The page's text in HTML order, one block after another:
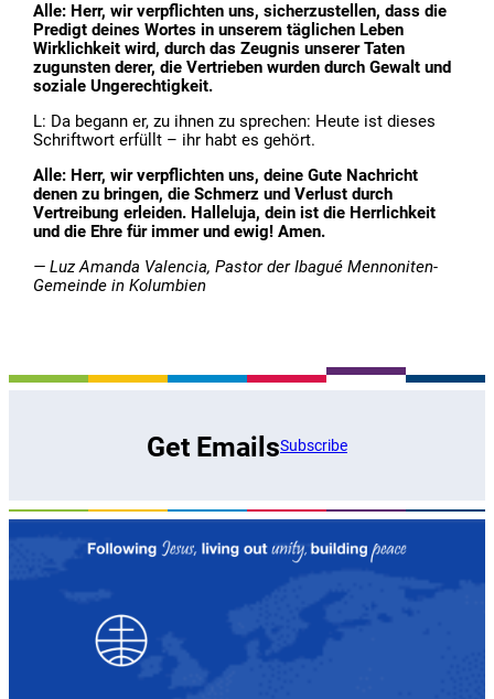
Alle: Herr, wir verpflichten uns, sicherzustellen, dass die
Predigt deines Wortes in unserem täglichen Leben
Wirklichkeit wird, durch das Zeugnis unserer Taten
zugunsten derer, die Vertrieben wurden durch Gewalt und
soziale Ungerechtigkeit.
L: Da begann er, zu ihnen zu sprechen: Heute ist dieses
Schriftwort erfüllt – ihr habt es gehört.
Alle: Herr, wir verpflichten uns, deine Gute Nachricht
denen zu bringen, die Schmerz und Verlust durch
Vertreibung erleiden. Halleluja, dein ist die Herrlichkeit
und die Ehre für immer und ewig! Amen.
—Luz Amanda Valencia, Pastor der Ibagué Mennoniten-
Gemeinde in Kolumbien
Get EmailsSubscribe